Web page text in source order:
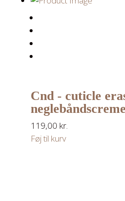
Cnd - cuticle
neglebåndscreme
119,00 kr.
Føj til kurv